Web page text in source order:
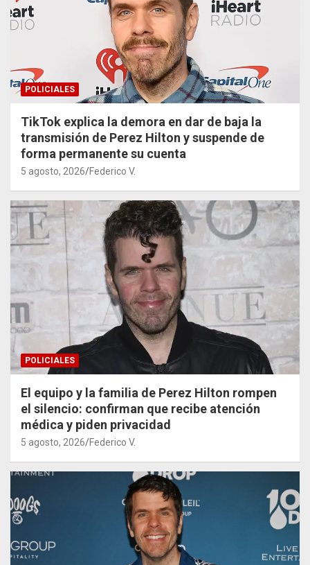
POLICIALES
TikTok explica la demora en dar de baja la
transmisión de Perez Hilton y suspende de
forma permanente su cuenta
5 agosto, 2026 Federico V.
POLICIALES
El equipo y la familia de Perez Hilton rompen
el silencio: confirman que recibe atención
médica y piden privacidad
5 agosto, 2026 Federico V.